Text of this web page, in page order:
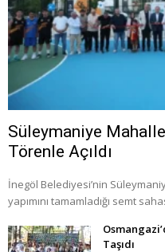
Süleymaniye
Törenle Açıldı
İnegöl Belediyesi’nin
yapımını tamamladığı semt
Taşıdı